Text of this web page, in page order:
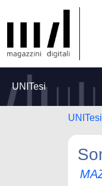
UNITesi
UNITesi